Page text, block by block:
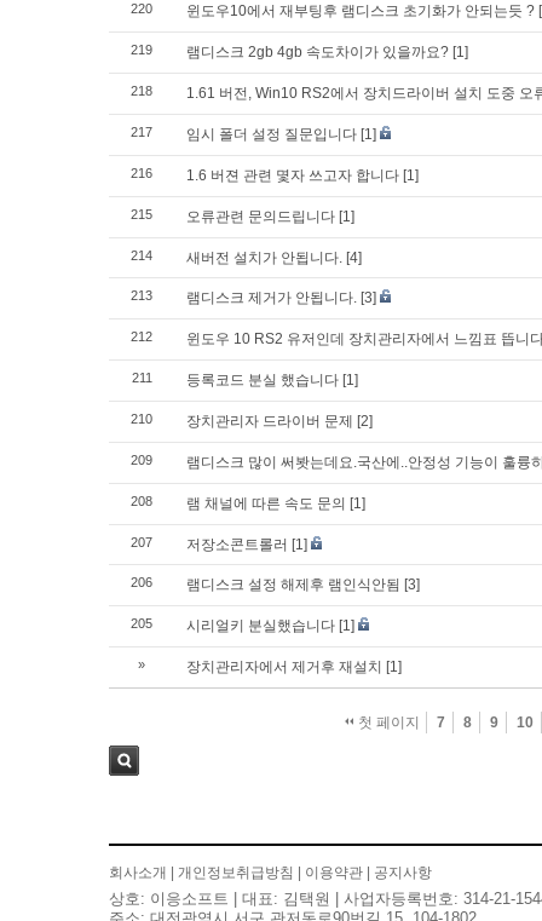
220 윈도우10에서 재부팅후 램디스크 초기화가 안되는듯 ?
219 램디스크 2gb 4gb 속도차이가 있을까요? [1]
218 1.61 버전, Win10 RS2에서 장치드라이버 설치 도중 오
217 임시 폴더 설정 질문입니다 [1]
216 1.6 버젼 관련 몇자 쓰고자 합니다 [1]
215 오류관련 문의드립니다 [1]
214 새버전 설치가 안됩니다. [4]
213 램디스크 제거가 안됩니다. [3]
212 윈도우 10 RS2 유저인데 장치관리자에서 느낌표 뜹니
211 등록코드 분실 했습니다 [1]
210 장치관리자 드라이버 문제 [2]
209 램디스크 많이 써봣는데요.국산에..안정성 기능이 훌륭
208 램 채널에 따른 속도 문의 [1]
207 저장소콘트롤러 [1]
206 램디스크 설정 해제후 램인식안됨 [3]
205 시리얼키 분실했습니다 [1]
» 장치관리자에서 제거후 재설치 [1]
첫 페이지 7 8 9 10
회사소개 개인정보취급방침 이용약관 공지사항
상호: 이응소프트 | 대표: 김택원 | 사업자등록번호: 314-21-